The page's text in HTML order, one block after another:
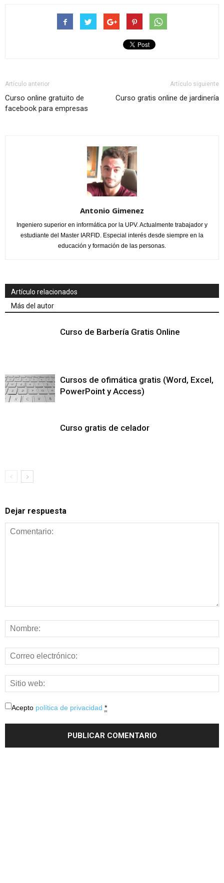
Artículo anterior
Curso online gratuito de
facebook para empresas
Artículo siguiente
Curso gratis online de jardinería
Antonio Gimenez
Ingeniero superior en informática por la UPV. Actualmente trabajador y
estudiante del Master IARFID. Especial interés desde siempre en la
educación y formación de las personas.
Artículo relacionados
Más del autor
Curso de Barbería Gratis Online
Cursos de ofimática gratis (Word, Excel,
PowerPoint y Access)
Curso gratis de celador
Dejar respuesta
Acepto política de privacidad *